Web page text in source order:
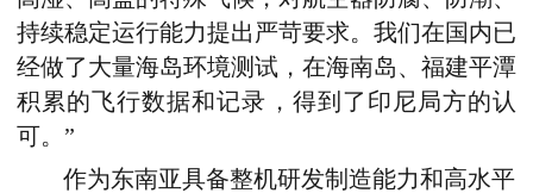
持续稳定运行能力提出严苛要求。我们在国内已
经做了大量海岛环境测试，在海南岛、福建平潭
积累的飞行数据和记录，得到了印尼局方的认
可。”
作为东南亚具备整机研发制造能力和高水平